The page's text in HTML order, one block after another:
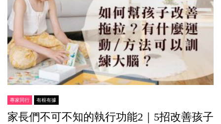
專家同行 有根有據
家長們不可不知的執行功能2｜5招改善孩子